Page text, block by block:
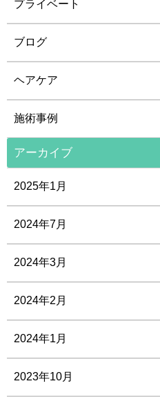
プライベート
ブログ
ヘアケア
施術事例
アーカイブ
2025年1月
2024年7月
2024年3月
2024年2月
2024年1月
2023年10月